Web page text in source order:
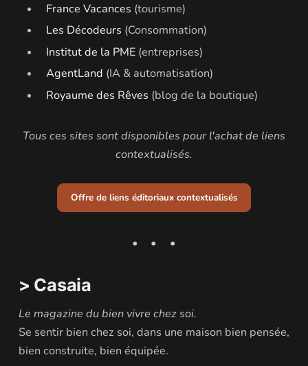
France Vacances (tourisme)
Les Décodeurs (Consommation)
Institut de la PME(entreprises)
AgentLand (IA & automatisation)
Royaume des Rêves (blog de la boutique)
Tous ces sites sont disponibles pour l'achat de liens
contextualisés.
Offre de liens éditoriaux contextualisés
> Casaia
Le magazine du bien vivre chez soi.
Se sentir bien chez soi, dans une maison bien pensée,
bien construite, bien équipée.